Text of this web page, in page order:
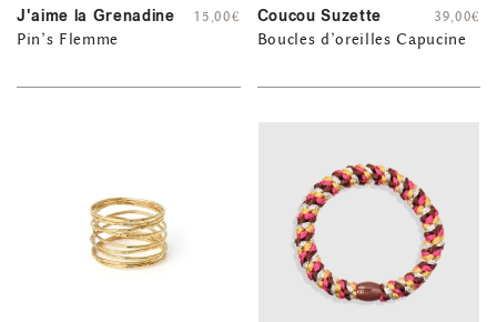
J'aime la Grenadine
Pin’s Flemme
15,00€ Coucou Suzette
Boucles d’oreilles Capucine
39,00€